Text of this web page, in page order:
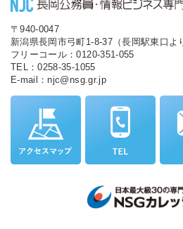
〒940-0047
新潟県長岡市弓町1-8-37（長岡駅東口よ
フリーコール：0120-351-055
TEL：0258-35-1055
E-mail：njc@nsg.gr.jp